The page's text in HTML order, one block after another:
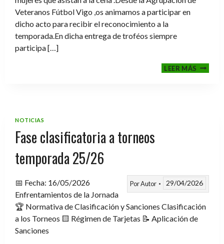
Veteranos Fútbol Vigo ,os animamos a participar en
dicho acto para recibir el reconocimiento a la
temporada.En dicha entrega de troféos siempre
participa […]
LEER MÁSCENA-
NOTICIAS
Fase clasificatoria a torneos
temporada 25/26
PorAutor 29/04/2026
📅 Fecha: 16/05/2026
Enfrentamientos de la Jornada
🏆 Normativa de Clasificación y Sanciones Clasificación
a los Torneos 🟨 Régimen de Tarjetas 📝 Aplicación de
Sanciones